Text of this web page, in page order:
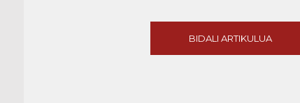
BIDALI ARTIKULUA